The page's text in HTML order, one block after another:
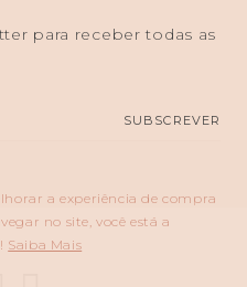
para receber todas as
SUBSCREVER
a experiência de compra
no site, você está a
Saiba Mais